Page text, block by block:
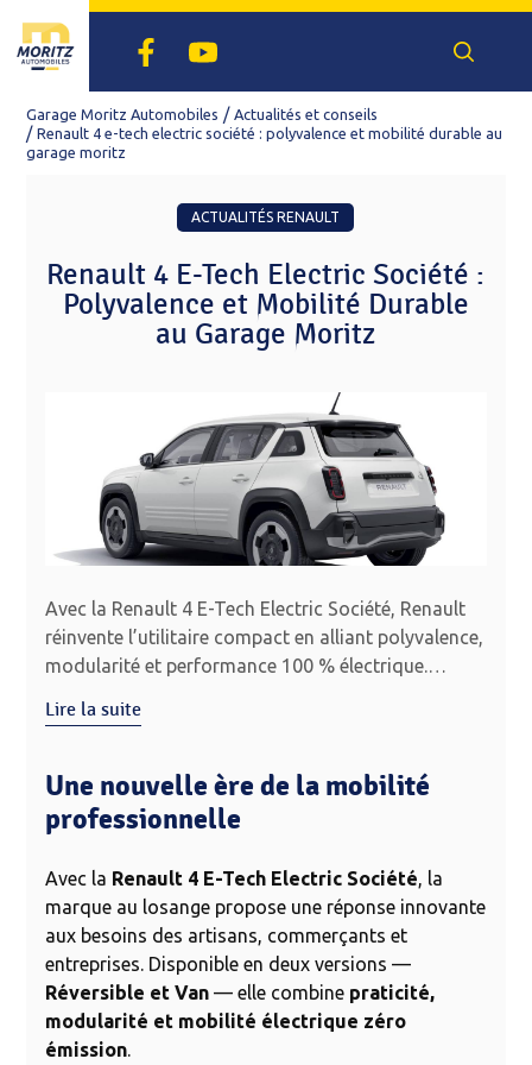
FacebookYoutube
véhicule
Garage Moritz Automobiles
Actualités et conseils
Renault 4 e-tech electric société : polyvalence et mobilité durable au
garage moritz
ACTUALITÉS RENAULT
Renault 4 E-Tech Electric Société :
Polyvalence et Mobilité Durable
au Garage Moritz
Avec la Renault 4 E-Tech Electric Société, Renault
réinvente l’utilitaire compact en alliant polyvalence,
modularité et performance 100 % électrique.
d’un usage utilitaire à un véhicule 5 places et en
chargement, elle répond aux attentes des artisans,
commerçants et entreprises modernes. Accessible
dès 29 300 € HT, fabriquée en France et éco-
conçue, la Renault 4 Société se positionne comme
un outil professionnel incontournable pour allier
mobilité durable et efficacité au quotidien.
Lire la suite
Une nouvelle ère de la mobilité
professionnelle
Avec la Renault 4 E-Tech Electric Société, la
marque au losange propose une réponse innovante
aux besoins des artisans, commerçants et
entreprises. Disponible en deux versions —
Réversible et Van — elle combine praticité,
modularité et mobilité électrique zéro
émission.